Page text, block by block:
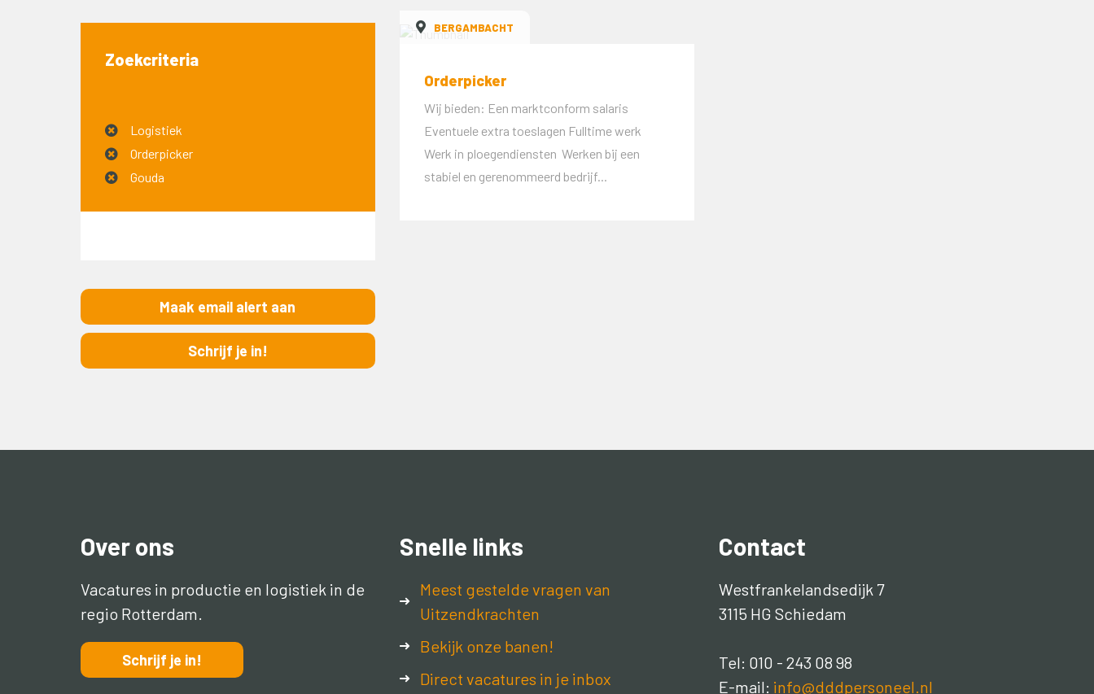
Zoekcriteria
Logistiek
Orderpicker
Gouda
Maak email alert aan
Schrijf je in!
BERGAMBACHT
Orderpicker
Wij bieden: Een marktconform salaris
Eventuele extra toeslagen Fulltime werk
Werk in ploegendiensten Werken bij een
stabiel en gerenommeerd bedrijf...
Over ons
Vacatures in productie en logistiek in de
regio Rotterdam.
Schrijf je in!
Snelle links
Meest gestelde vragen van
Uitzendkrachten
Bekijk onze banen!
Direct vacatures in je inbox
Contact
Westfrankelandsedijk 7
3115 HG Schiedam
Tel: 010 - 243 08 98
E-mail: info@dddpersoneel.nl